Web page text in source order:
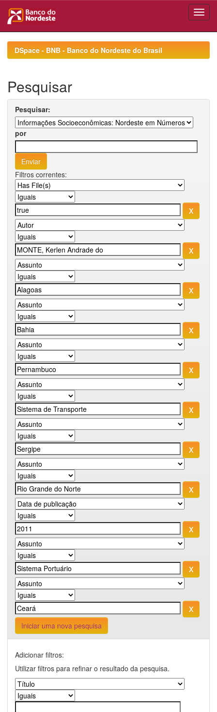
navigationDSpace - BNB - Banco do Nordeste do Brasil
Pesquisar
Pesquisar:
por
Filtros correntes:
Iniciar uma nova pesquisa
Adicionar filtros:
Utilizar filtros para refinar o resultado da pesquisa.